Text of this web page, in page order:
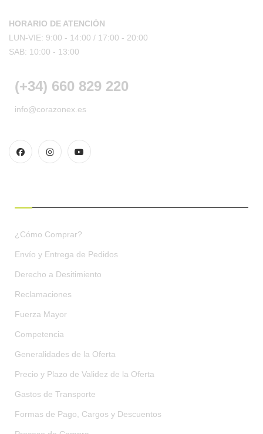
HORARIO DE ATENCIÓN
LUN-VIE: 9:00 - 14:00 / 17:00 - 20:00
SAB: 10:00 - 13:00
(+34) 660 829 220
info@corazonex.es
¿Cómo Comprar?
Envío y Entrega de Pedidos
Derecho a Desitimiento
Reclamaciones
Fuerza Mayor
Competencia
Generalidades de la Oferta
Precio y Plazo de Validez de la Oferta
Gastos de Transporte
Formas de Pago, Cargos y Descuentos